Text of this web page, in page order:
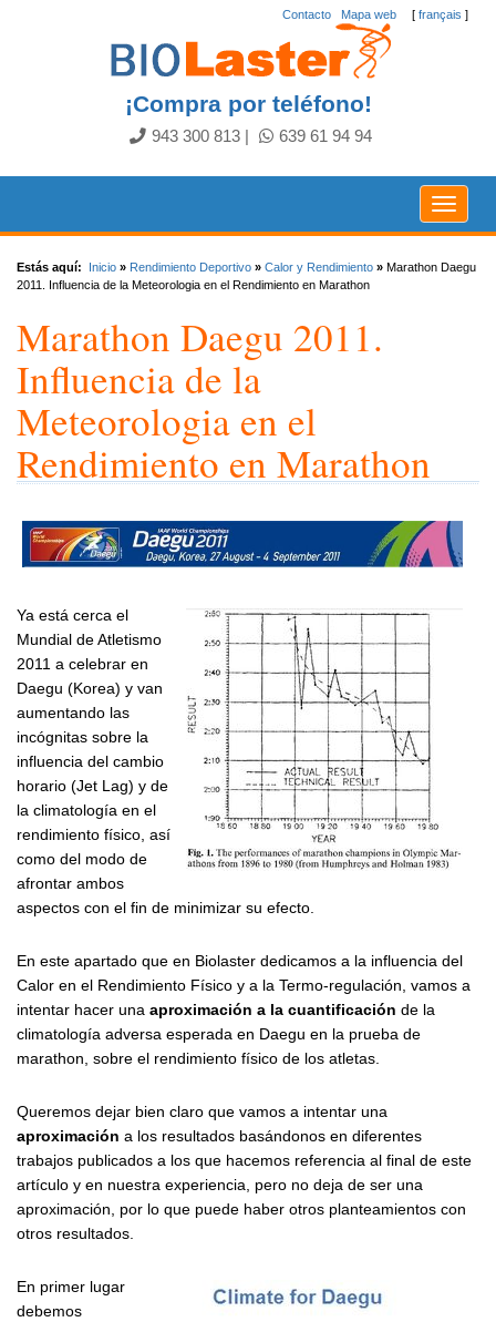
[ français ]
Contacto Mapa web
¡Compra por teléfono!
943 300 813 639 61 94 94
Toggle
Estás aquí: Inicio » Rendimiento Deportivo » Calor y Rendimiento » Marathon Daegu
2011. Influencia de la Meteorologia en el Rendimiento en Marathon
Marathon Daegu 2011.
Influencia de la
Meteorologia en el
Rendimiento en Marathon
Ya está cerca el
Mundial de Atletismo
2011 a celebrar en
Daegu (Korea) y van
aumentando las
incógnitas sobre la
influencia del cambio
horario (Jet Lag) y de
la climatología en el
rendimiento físico, así
como del modo de
afrontar ambos
aspectos con el fin de minimizar su efecto.
En este apartado que en Biolaster dedicamos a la influencia del
Calor en el Rendimiento Físico y a la Termo-regulación, vamos a
intentar hacer una aproximación a la cuantificación de la
climatología adversa esperada en Daegu en la prueba de
marathon, sobre el rendimiento físico de los atletas.
Queremos dejar bien claro que vamos a intentar una
aproximación a los resultados basándonos en diferentes
trabajos publicados a los que hacemos referencia al final de este
artículo y en nuestra experiencia, pero no deja de ser una
aproximación, por lo que puede haber otros planteamientos con
otros resultados.
En primer lugar
debemos